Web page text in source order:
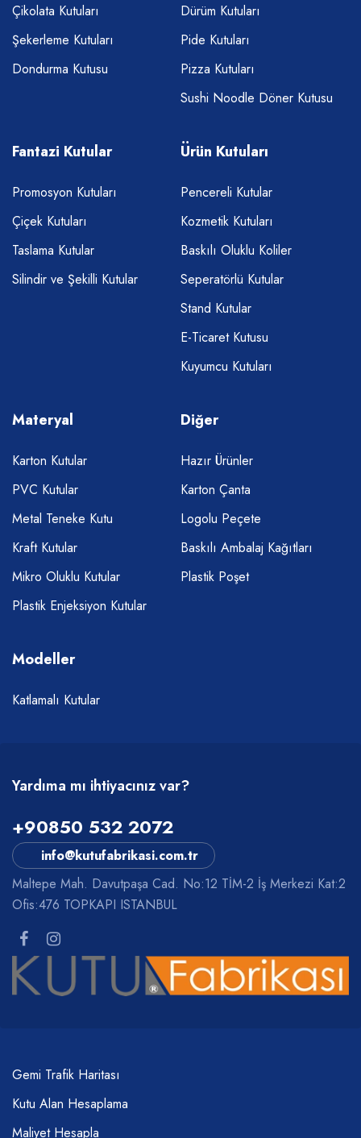
Çikolata Kutuları
Şekerleme Kutuları
Dondurma Kutusu
Dürüm Kutuları
Pide Kutuları
Pizza Kutuları
Sushi Noodle Döner Kutusu
Fantazi Kutular
Promosyon Kutuları
Çiçek Kutuları
Taslama Kutular
Silindir ve Şekilli Kutular
Ürün Kutuları
Pencereli Kutular
Kozmetik Kutuları
Baskılı Oluklu Koliler
Seperatörlü Kutular
Stand Kutular
E-Ticaret Kutusu
Kuyumcu Kutuları
Materyal
Karton Kutular
PVC Kutular
Metal Teneke Kutu
Kraft Kutular
Mikro Oluklu Kutular
Plastik Enjeksiyon Kutular
Diğer
Hazır Ürünler
Karton Çanta
Logolu Peçete
Baskılı Ambalaj Kağıtları
Plastik Poşet
Modeller
Katlamalı Kutular
Yardıma mı ihtiyacınız var?
+90850 532 2072
info@kutufabrikasi.com.tr
Maltepe Mah. Davutpaşa Cad. No:12 TİM-2 İş Merkezi Kat:2
Ofis:476 TOPKAPI ISTANBUL
Gemi Trafik Haritası
Kutu Alan Hesaplama
Maliyet Hesapla